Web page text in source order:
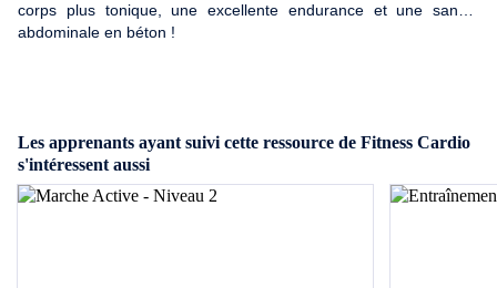
corps plus tonique, une excellente endurance et une sangle
abdominale en béton !
Les apprenants ayant suivi cette ressource de Fitness Cardio
s'intéressent aussi